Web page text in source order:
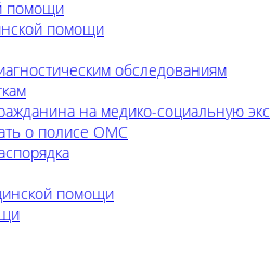
помощи
помощи
обследованиям
на медико-социальную
о полисе ОМС
помощи